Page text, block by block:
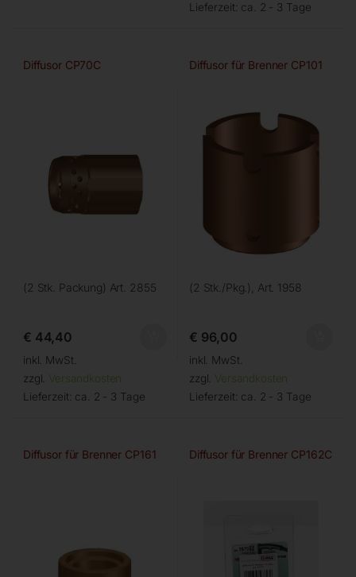
Lieferzeit: ca. 2 - 3 Tage
Diffusor CP70C
(2 Stk. Packung) Art. 2855
€ 44,40
inkl. MwSt.
zzgl. Versandkosten
Lieferzeit: ca. 2 - 3 Tage
Diffusor für Brenner CP101
(2 Stk./Pkg.), Art. 1958
€ 96,00
inkl. MwSt.
zzgl. Versandkosten
Lieferzeit: ca. 2 - 3 Tage
Diffusor für Brenner CP161 Diffusor für Brenner CP162C